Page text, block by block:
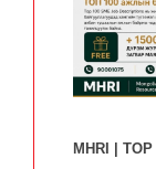
MHRI |